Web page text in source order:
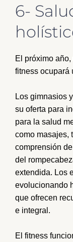
6-
El próximo
fitness ocupará
Los gimnasios
su oferta para
para la salud
como masajes,
comprensión
del
extendida. Los
evolucionando
que ofrecen
e integral.
El fitness